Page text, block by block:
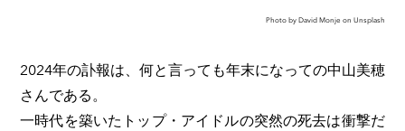
Photo by David Monje on Unsplash
2024年の訃報は、何と言っても年末になっての中山美穂
さんである。
一時代を築いたトップ・アイドルの突然の死去は衝撃だ